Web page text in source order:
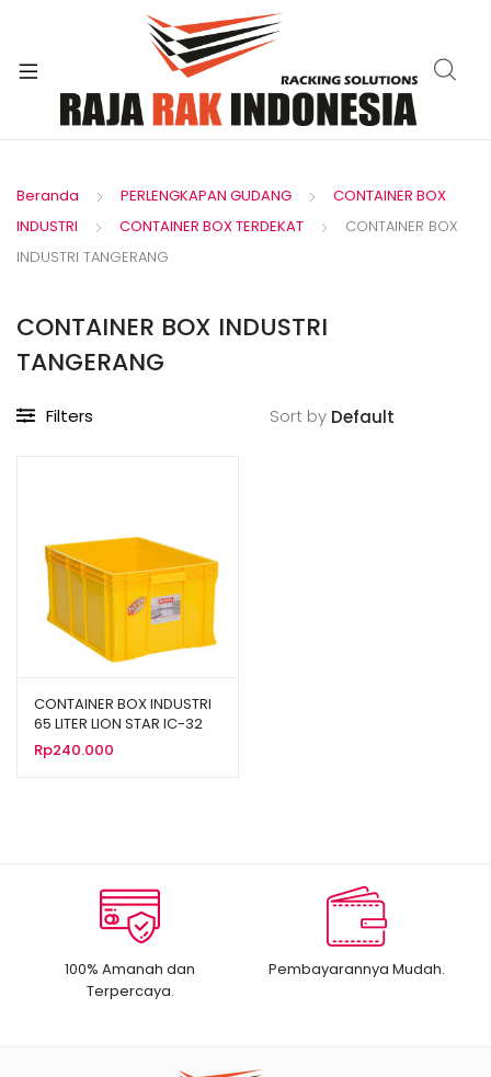
Beranda PERLENGKAPAN GUDANG
CONTAINER BOX
INDUSTRI
CONTAINER BOX TERDEKAT
CONTAINER BOX
INDUSTRI TANGERANG
CONTAINER BOX INDUSTRI
TANGERANG
Filters Sort by
CONTAINER BOX INDUSTRI
65 LITER LION STAR IC-32
FORTE CRATE 202 UKURAN
625x425x300 mm
Rp240.000
100% Amanah dan
Terpercaya.
Pembayarannya Mudah.